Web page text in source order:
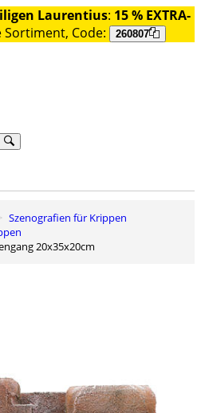
Laurentius: 15 % EXTRA-
Code: 260807
Szenografien für Krippen
20x35x20cm